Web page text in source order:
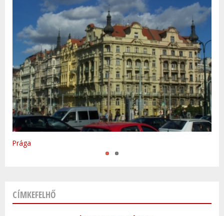
Prága
Varsó
CÍMKEFELHŐ